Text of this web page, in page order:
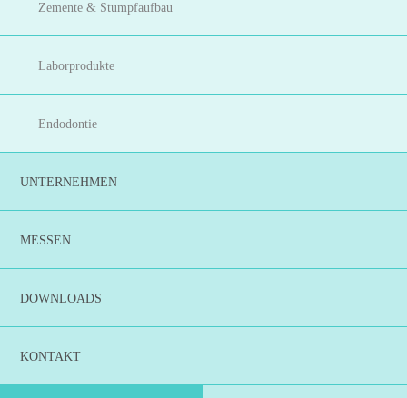
Zemente & Stumpfaufbau
Laborprodukte
Endodontie
UNTERNEHMEN
MESSEN
DOWNLOADS
KONTAKT